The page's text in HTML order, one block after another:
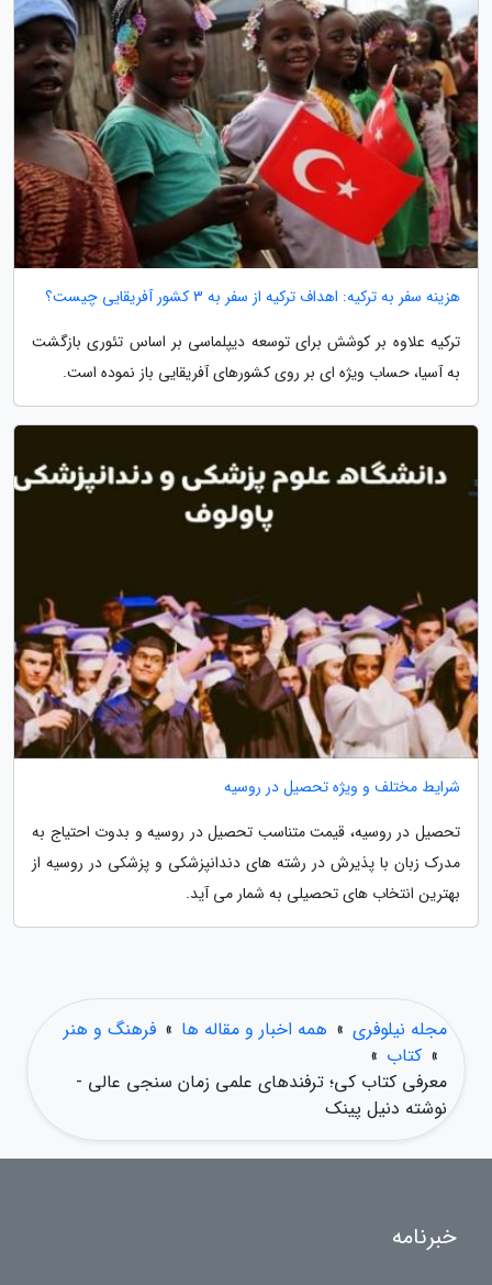
هزینه سفر به ترکیه: اهداف ترکیه از سفر به 3 کشور آفریقایی چیست؟
ترکیه علاوه بر کوشش برای توسعه دیپلماسی بر اساس تئوری بازگشت
به آسیا، حساب ویژه ای بر روی کشورهای آفریقایی باز نموده است.
شرایط مختلف و ویژه تحصیل در روسیه
تحصیل در روسیه، قیمت متناسب تحصیل در روسیه و بدوت احتیاج به
مدرک زبان با پذیرش در رشته های دندانپزشکی و پزشکی در روسیه از
بهترین انتخاب های تحصیلی به شمار می آید.
مجله نیلوفری » همه اخبار و مقاله ها » فرهنگ و هنر
» کتاب »
معرفی کتاب کی؛ ترفندهای علمی زمان سنجی عالی -
نوشته دنیل پینک
خبرنامه